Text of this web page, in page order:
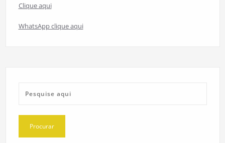
Clique aqui
WhatsApp clique aqui